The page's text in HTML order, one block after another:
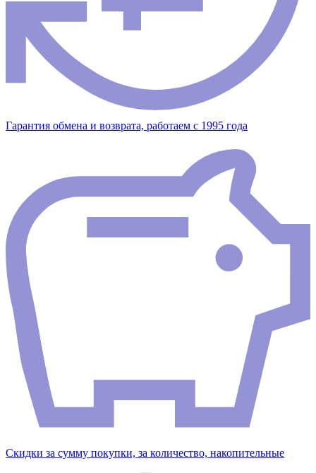
Гарантия обмена и возврата, работаем с 1995 года
Скидки за сумму покупки, за количество, накопительные